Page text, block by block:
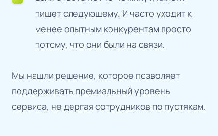
пишет следующему. И часто уходит к
менее опытным конкурентам просто
потому, что они были на связи.
Мы нашли решение, которое позволяет
поддерживать премиальный уровень
сервиса, не дергая сотрудников по пустякам.